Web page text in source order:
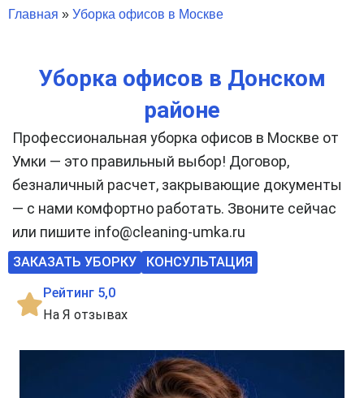
Главная » Уборка офисов в Москве
Уборка офисов в Донском
районе
Профессиональная уборка офисов в Москве от
Умки — это правильный выбор! Договор,
безналичный расчет, закрывающие документы
— с нами комфортно работать. Звоните сейчас
или пишите info@cleaning-umka.ru
ЗАКАЗАТЬ УБОРКУ
КОНСУЛЬТАЦИЯ
Рейтинг 5,0
На Я отзывах